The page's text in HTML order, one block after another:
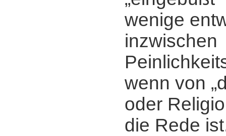
wenige
inzwischen
wenn von
oder
die Rede